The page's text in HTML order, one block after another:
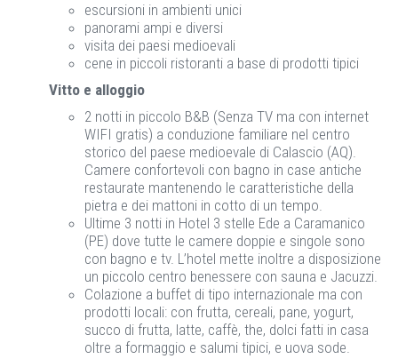
escursioni in ambienti unici
panorami ampi e diversi
visita dei paesi medioevali
cene in piccoli ristoranti a base di prodotti tipici
Vitto e alloggio
2 notti in piccolo B&B (Senza TV ma con internet
WIFI gratis) a conduzione familiare nel centro
storico del paese medioevale di Calascio (AQ).
Camere confortevoli con bagno in case antiche
restaurate mantenendo le caratteristiche della
pietra e dei mattoni in cotto di un tempo.
Ultime 3 notti in Hotel 3 stelle Ede a Caramanico
(PE) dove tutte le camere doppie e singole sono
con bagno e tv. L’hotel mette inoltre a disposizione
un piccolo centro benessere con sauna e Jacuzzi.
Colazione a buffet di tipo internazionale ma con
prodotti locali: con frutta, cereali, pane, yogurt,
succo di frutta, latte, caffè, the, dolci fatti in casa
oltre a formaggio e salumi tipici, e uova sode.